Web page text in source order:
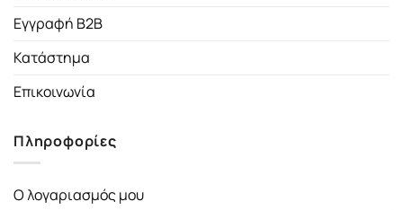
Εγγραφή B2B
Κατάστημα
Επικοινωνία
Πληροφορίες
Ο λογαριασμός μου